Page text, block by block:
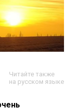
Читайте также
на русском языке